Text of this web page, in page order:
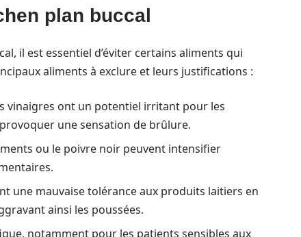
plan buccal
il est essentiel d’éviter certains aliments qui
aliments à exclure et leurs justifications :
vinaigres ont un potentiel irritant pour les
une sensation de brûlure.
ou le poivre noir peuvent intensifier
une mauvaise tolérance aux produits laitiers en
ainsi les poussées.
notamment pour les patients sensibles aux